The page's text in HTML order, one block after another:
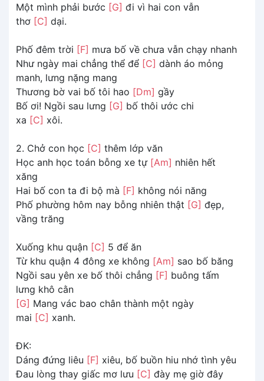
Một mình phải bước [G] đi vì hai con vẫn
thơ [C] dại.
Phố đêm trời [F] mưa bố về chưa vẫn chạy nhanh
Như ngày mai chẳng thể để [C] dành áo mỏng
manh, lưng nặng mang
Thương bờ vai bố tôi hao [Dm] gầy
Bố ơi! Ngồi sau lưng [G] bố thôi ước chi
xa [C] xôi.
2. Chở con học [C] thêm lớp văn
Học anh học toán bỗng xe tự [Am] nhiên hết
xăng
Hai bố con ta đi bộ mà [F] không nói năng
Phố phường hôm nay bỗng nhiên thật [G] đẹp,
vầng trăng
Xuống khu quận [C] 5 để ăn
Từ khu quận 4 đông xe không [Am] sao bố băng
Ngồi sau yên xe bố thôi chẳng [F] buông tấm
lưng khô cằn
[G] Mang vác bao chân thành một ngày
mai [C] xanh.
ĐK:
Dáng đứng liêu [F] xiêu, bố buồn hiu nhớ tình yêu
Đau lòng thay giấc mơ lưu [C] đày mẹ giờ đây